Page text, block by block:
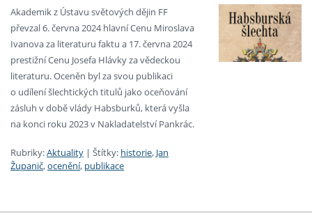
Akademik z Ústavu světových dějin FF
převzal 6. června 2024 hlavní Cenu Miroslava
Ivanova za literaturu faktu a 17. června 2024
prestižní Cenu Josefa Hlávky za vědeckou
literaturu. Oceněn byl za svou publikaci
o udílení šlechtických titulů jako oceňování
zásluh v době vlády Habsburků, která vyšla
na konci roku 2023 v Nakladatelství Pankrác.
Rubriky:Aktuality | Štítky: historie, Jan
Županič,ocenění, publikace